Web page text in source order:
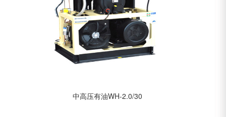
中高压有油WH-2.0/30